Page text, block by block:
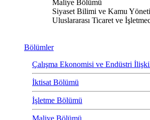
Maliye Bölümü
Siyaset Bilimi ve Kamu
Uluslararası Ticaret ve
Bölümler
Çalışma Ekonomisi ve Endüstri
İktisat Bölümü
İşletme Bölümü